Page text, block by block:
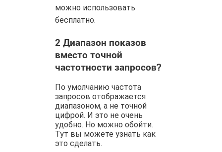
можно использовать
бесплатно.
2 Диапазон показов
вместо точной
частотности запросов?
По умолчанию частота
запросов отображается
диапазоном, а не точной
цифрой. И это не очень
удобно. Но можно обойти.
Тут вы можете узнать как
это сделать.